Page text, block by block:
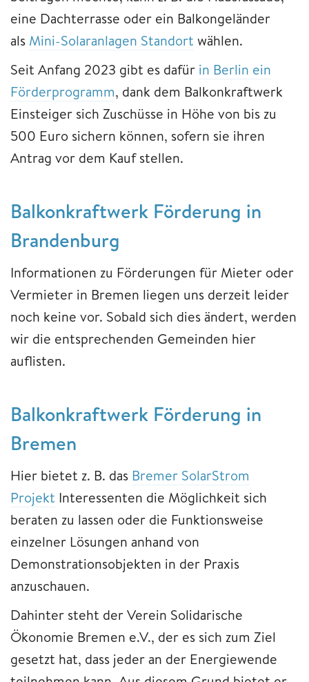
eine Dachterrasse oder ein Balkongeländer
als Mini-Solaranlagen Standort wählen.
Seit Anfang 2023 gibt es dafür in Berlin ein
Förderprogramm, dank dem Balkonkraftwerk
Einsteiger sich Zuschüsse in Höhe von bis zu
500 Euro sichern können, sofern sie ihren
Antrag vor dem Kauf stellen.
Balkonkraftwerk Förderung in
Brandenburg
Informationen zu Förderungen für Mieter oder
Vermieter in Bremen liegen uns derzeit leider
noch keine vor. Sobald sich dies ändert, werden
wir die entsprechenden Gemeinden hier
auflisten.
Balkonkraftwerk Förderung in
Bremen
Hier bietet z. B. das Bremer SolarStrom
Projekt Interessenten die Möglichkeit sich
beraten zu lassen oder die Funktionsweise
einzelner Lösungen anhand von
Demonstrationsobjekten in der Praxis
anzuschauen.
Dahinter steht der Verein Solidarische
Ökonomie Bremen e.V., der es sich zum Ziel
gesetzt hat, dass jeder an der Energiewende